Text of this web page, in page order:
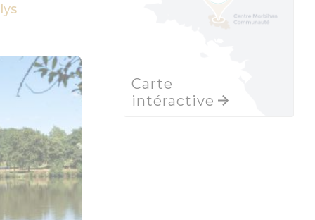
Carte
intéractive